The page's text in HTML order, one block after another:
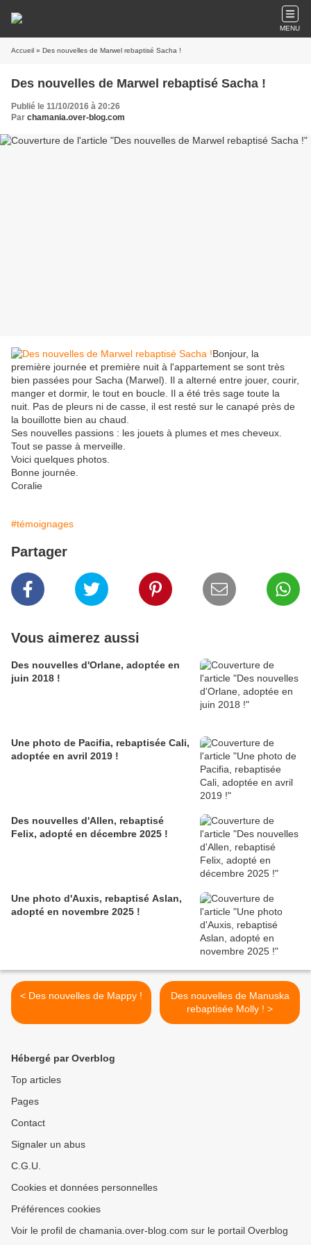
MENU
Accueil » Des nouvelles de Marwel rebaptisé Sacha !
Des nouvelles de Marwel rebaptisé Sacha !
Publié le 11/10/2016 à 20:26
Par chamania.over-blog.com
Bonjour, la
première journée et première nuit à l'appartement se sont très
bien passées pour Sacha (Marwel). Il a alterné entre jouer, courir,
manger et dormir, le tout en boucle. Il a été très sage toute la
nuit. Pas de pleurs ni de casse, il est resté sur le canapé près de
la bouillotte bien au chaud.
Ses nouvelles passions : les jouets à plumes et mes cheveux.
Tout se passe à merveille.
Voici quelques photos.
Bonne journée.
Coralie
#témoignages
Partager
Vous aimerez aussi
Des nouvelles d'Orlane, adoptée en
juin 2018 !
Une photo de Pacifia, rebaptisée Cali,
adoptée en avril 2019 !
Des nouvelles d'Allen, rebaptisé
Felix, adopté en décembre 2025 !
Une photo d'Auxis, rebaptisé Aslan,
adopté en novembre 2025 !
< Des nouvelles de Mappy !
Des nouvelles de Manuska
rebaptisée Molly ! >
Hébergé par Overblog
Top articles
Pages
Contact
Signaler un abus
C.G.U.
Cookies et données personnelles
Préférences cookies
Voir le profil de chamania.over-blog.com sur le portail Overblog